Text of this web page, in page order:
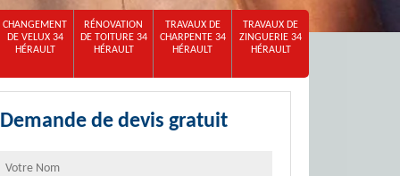
CHANGEMENT
DE VELUX 34
HÉRAULT
RÉNOVATION
DE TOITURE 34
HÉRAULT
TRAVAUX DE
CHARPENTE 34
HÉRAULT
TRAVAUX DE
ZINGUERIE 34
HÉRAULT
Demande de devis gratuit